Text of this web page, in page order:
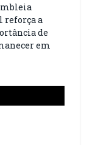
reforça a
de
em